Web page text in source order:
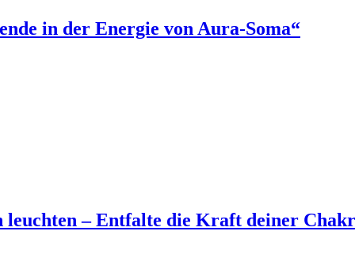
in der Energie von Aura-Soma“
leuchten – Entfalte die Kraft deiner